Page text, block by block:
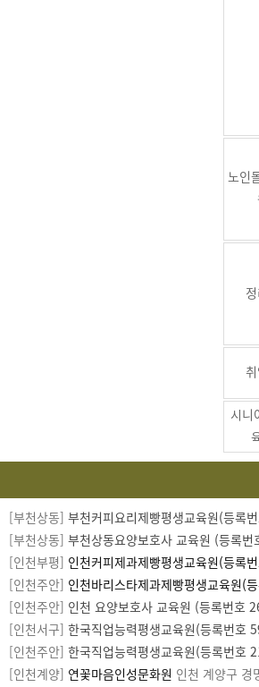
노인
취
시니
[부천상동] 부천커피요리제빵평생교육원(등록
[부천상동] 부천상동요양보호사 교육원 (등록
[인천부평] 인천커피제과제빵평생교육원(등록
[인천주안] 인천바리스타제과제빵평생교육원(
[인천주안] 인천 요양보호사 교육원 (등록번호
[인천서구] 한국직업능력평생교육원(등록번호
[인천주안] 한국직업능력평생교육원(등록번호
[인천계양] 연꽃마음인성문화원 인천 계양구